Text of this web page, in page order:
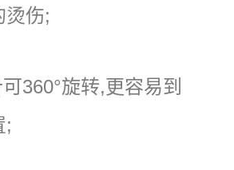
烫伤;
360°旋转,更容易到
;